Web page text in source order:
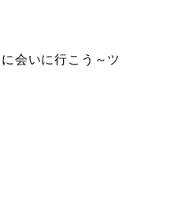
会いに行こう～ツ